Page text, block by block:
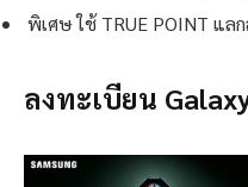
พิเศษ ใช้ TRUE POINT แล
ลงทะเบียน